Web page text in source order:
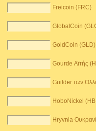
Freicoin (FRC)
GlobalCoin
GoldCoin (GLD)
Gourde Αϊτής
Guilder των
HoboNickel
Hryvnia